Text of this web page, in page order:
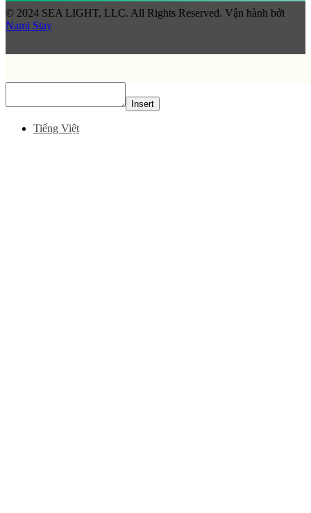
© 2024 SEA LIGHT, LLC. All Rights Reserved. Vận hành bởi
Nami Stay
Insert
Tiếng Việt